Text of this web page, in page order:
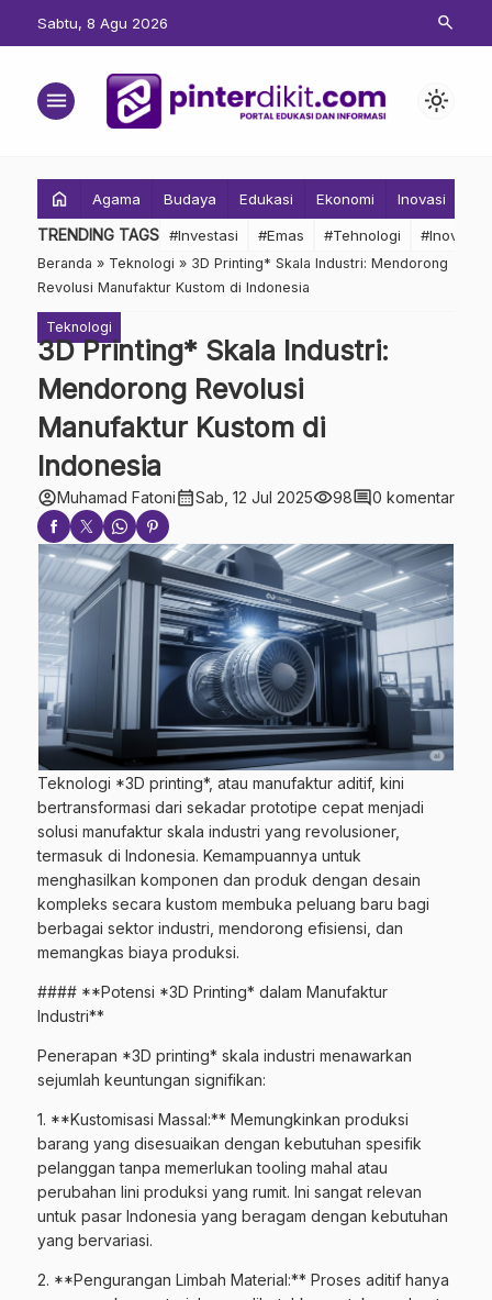
Sabtu, 8 Agu 2026 search
menu light_mode
home Agama Budaya Edukasi Ekonomi Inovasi
TRENDING TAGS #Investasi #Emas #Tehnologi #Inovasi
Beranda » Teknologi » 3D Printing* Skala Industri: Mendorong
Revolusi Manufaktur Kustom di Indonesia
Teknologi
3D Printing* Skala Industri:
Mendorong Revolusi
Manufaktur Kustom di
Indonesia
account_circleMuhamad Fatonicalendar_monthSab, 12 Jul 2025visibility98comment0 komentar
Teknologi *3D printing*, atau manufaktur aditif, kini
bertransformasi dari sekadar prototipe cepat menjadi
solusi manufaktur skala industri yang revolusioner,
termasuk di Indonesia. Kemampuannya untuk
menghasilkan komponen dan produk dengan desain
kompleks secara kustom membuka peluang baru bagi
berbagai sektor industri, mendorong efisiensi, dan
memangkas biaya produksi.
#### **Potensi *3D Printing* dalam Manufaktur
Industri**
Penerapan *3D printing* skala industri menawarkan
sejumlah keuntungan signifikan:
1. **Kustomisasi Massal:** Memungkinkan produksi
barang yang disesuaikan dengan kebutuhan spesifik
pelanggan tanpa memerlukan tooling mahal atau
perubahan lini produksi yang rumit. Ini sangat relevan
untuk pasar Indonesia yang beragam dengan kebutuhan
yang bervariasi.
2. **Pengurangan Limbah Material:** Proses aditif hanya